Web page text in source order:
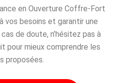
en Ouverture Coffre-Fort
vos besoins et garantir une
de doute, n’hésitez pas à
pour mieux comprendre les
proposées.